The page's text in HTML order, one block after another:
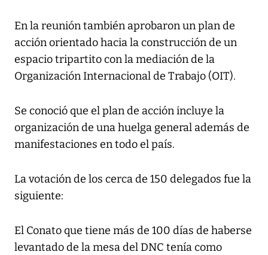
En la reunión también aprobaron un plan de
acción orientado hacia la construcción de un
espacio tripartito con la mediación de la
Organización Internacional de Trabajo (OIT).
Se conoció que el plan de acción incluye la
organización de una huelga general además de
manifestaciones en todo el país.
La votación de los cerca de 150 delegados fue la
siguiente:
El Conato que tiene más de 100 días de haberse
levantado de la mesa del DNC tenía como